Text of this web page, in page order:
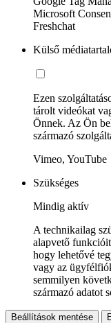
Microsoft
Freshchat
Külső
Ezen
tárolt videókat
Önnek. Az Ön
származó
Vimeo, YouTube
Szükséges
Mindig aktív
A technikailag
alapvető
hogy lehetővé
vagy az
semmilyen
származó adatot
Beállítások mentése